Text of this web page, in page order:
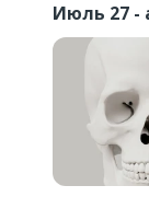
Июль 27 -